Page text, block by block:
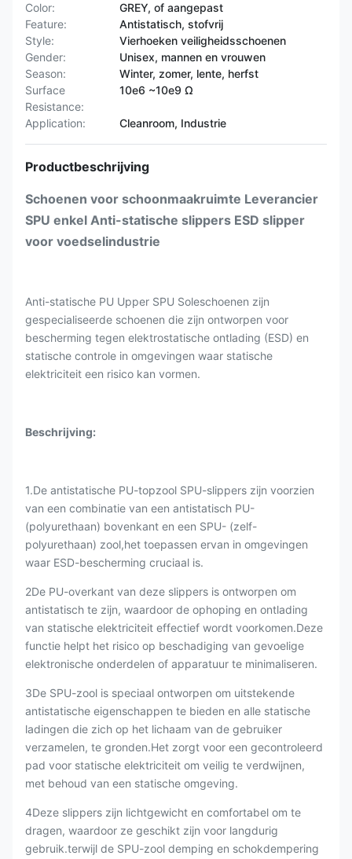
Color:
GREY, of aangepast
Feature:
Antistatisch, stofvrij
Style:
Vierhoeken veiligheidsschoenen
Gender:
Unisex, mannen en vrouwen
Season:
Winter, zomer, lente, herfst
Surface
Resistance:
10e6 ~10e9 Ω
Application: Cleanroom, Industrie
Productbeschrijving
Schoenen voor schoonmaakruimte Leverancier
SPU enkel Anti-statische slippers ESD slipper
voor voedselindustrie
Anti-statische PU Upper SPU Soleschoenen zijn
gespecialiseerde schoenen die zijn ontworpen voor
bescherming tegen elektrostatische ontlading (ESD) en
statische controle in omgevingen waar statische
elektriciteit een risico kan vormen.
Beschrijving:
1.De antistatische PU-topzool SPU-slippers zijn voorzien
van een combinatie van een antistatisch PU-
(polyurethaan) bovenkant en een SPU- (zelf-
polyurethaan) zool,het toepassen ervan in omgevingen
waar ESD-bescherming cruciaal is.
2De PU-overkant van deze slippers is ontworpen om
antistatisch te zijn, waardoor de ophoping en ontlading
van statische elektriciteit effectief wordt voorkomen.Deze
functie helpt het risico op beschadiging van gevoelige
elektronische onderdelen of apparatuur te minimaliseren.
3De SPU-zool is speciaal ontworpen om uitstekende
antistatische eigenschappen te bieden en alle statische
ladingen die zich op het lichaam van de gebruiker
verzamelen, te gronden.Het zorgt voor een gecontroleerd
pad voor statische elektriciteit om veilig te verdwijnen,
met behoud van een statische omgeving.
4Deze slippers zijn lichtgewicht en comfortabel om te
dragen, waardoor ze geschikt zijn voor langdurig
gebruik.terwijl de SPU-zool demping en schokdempering